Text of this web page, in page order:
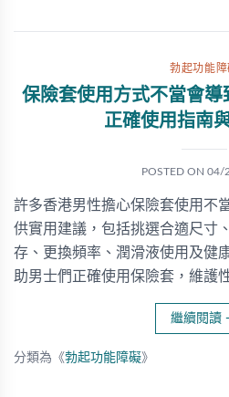
勃起功能障
保險套使用方式不當會導
正確使用指南
POSTED ON 04/
許多香港男性擔心保險套使用不
供實用建議，包括挑選合適尺寸
存、更換頻率、潤滑液使用及健
助男士們正確使用保險套，維護
繼續閱讀
分類為《勃起功能障礙》